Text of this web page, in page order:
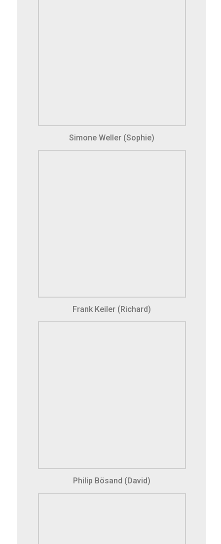
Simone Weller (Sophie)
Frank Keiler (Richard)
Philip Bösand (David)